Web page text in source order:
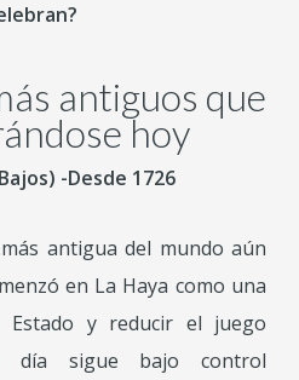
antiguos que
hoy
-Desde 1726
antigua del mundo aún
en La Haya como una
y reducir el juego
día sigue bajo control